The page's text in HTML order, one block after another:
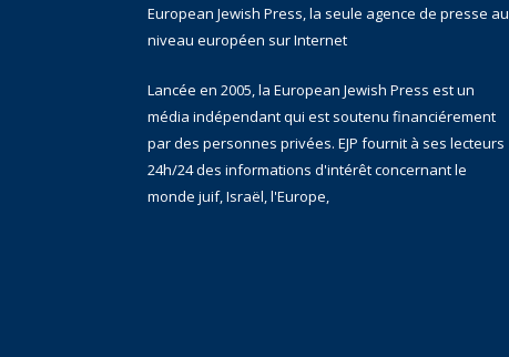
European Jewish Press, la seule agence de presse au
niveau européen sur Internet
Lancée en 2005, la European Jewish Press est un
média indépendant qui est soutenu financiérement
par des personnes privées. EJP fournit à ses lecteurs
24h/24 des informations d'intérêt concernant le
monde juif, Israël, l'Europe,